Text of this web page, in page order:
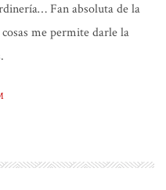
Fan absoluta de la
me permite darle la